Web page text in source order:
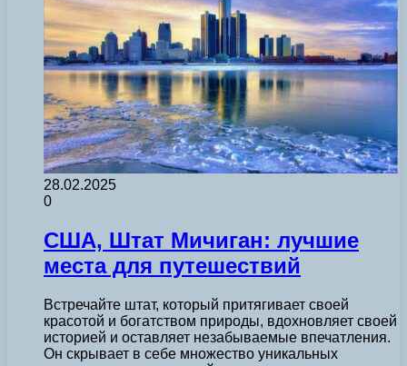
28.02.2025
0
США, Штат Мичиган: лучшие
места для путешествий
Встречайте штат, который притягивает своей
красотой и богатством природы, вдохновляет своей
историей и оставляет незабываемые впечатления.
Он скрывает в себе множество уникальных